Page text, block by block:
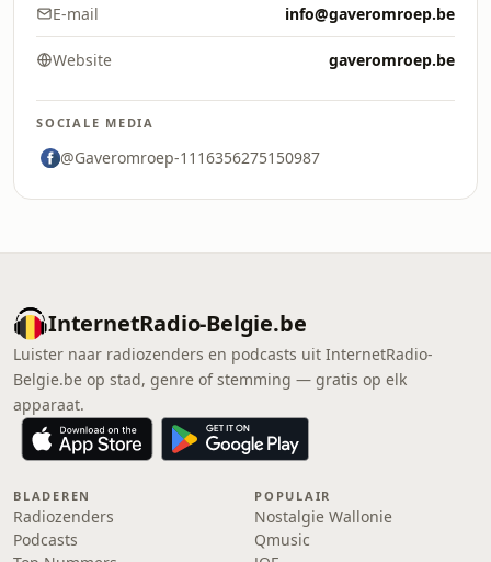
E-mail info@gaveromroep.be
Website gaveromroep.be
SOCIALE MEDIA
@Gaveromroep-1116356275150987
InternetRadio-Belgie.be
Luister naar radiozenders en podcasts uit InternetRadio-
Belgie.be op stad, genre of stemming — gratis op elk
apparaat.
BLADEREN
Radiozenders
Podcasts
POPULAIR
Nostalgie Wallonie
Qmusic